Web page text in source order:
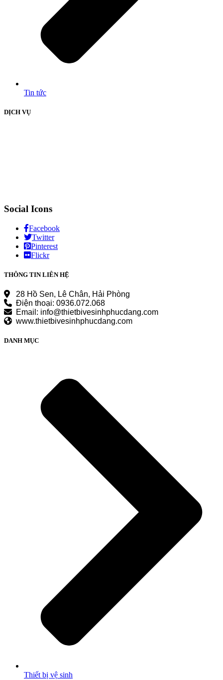
Tin tức
DỊCH VỤ
Social Icons
Facebook
Twitter
Pinterest
Flickr
THÔNG TIN LIÊN HỆ
28 Hồ Sen, Lê Chân, Hải Phòng
Điện thoại: 0936.072.068
Email: info@thietbivesinhphucdang.com
www.thietbivesinhphucdang.com
DANH MỤC
Thiết bị vệ sinh